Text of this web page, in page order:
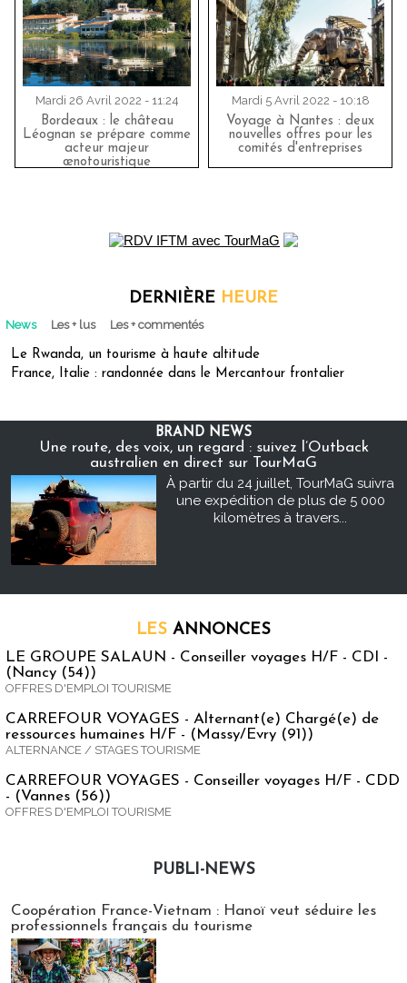
Mardi 26 Avril 2022 - 11:24
Bordeaux : le château
Léognan se prépare comme
acteur majeur
œnotouristique
Mardi 5 Avril 2022 - 10:18
Voyage à Nantes : deux
nouvelles offres pour les
comités d'entreprises
DERNIÈRE HEURE
News Les + lus Les + commentés
Le Rwanda, un tourisme à haute altitude
France, Italie : randonnée dans le Mercantour frontalier
BRAND NEWS
Une route, des voix, un regard : suivez l’Outback
australien en direct sur TourMaG
À partir du 24 juillet, TourMaG suivra
une expédition de plus de 5 000
kilomètres à travers...
LES ANNONCES
LE GROUPE SALAUN - Conseiller voyages H/F - CDI -
(Nancy (54))
OFFRES D'EMPLOI TOURISME
CARREFOUR VOYAGES - Alternant(e) Chargé(e) de
ressources humaines H/F - (Massy/Evry (91))
ALTERNANCE / STAGES TOURISME
CARREFOUR VOYAGES - Conseiller voyages H/F - CDD
- (Vannes (56))
OFFRES D'EMPLOI TOURISME
PUBLI-NEWS
Coopération France-Vietnam : Hanoï veut séduire les
professionnels français du tourisme